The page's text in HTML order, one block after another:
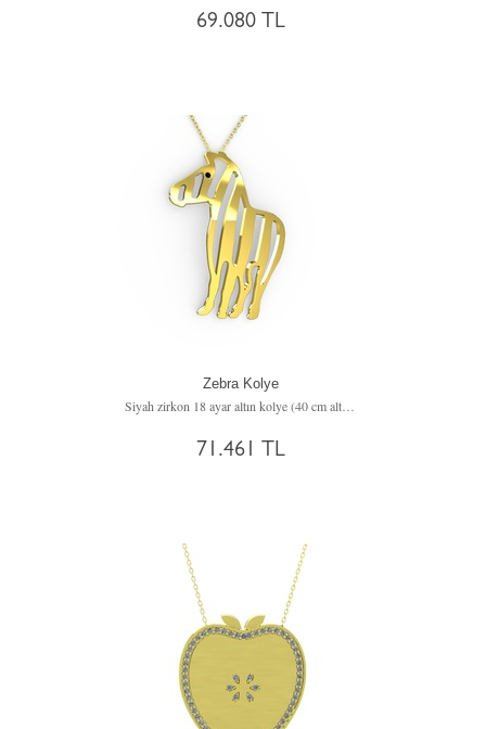
69.080 TL
Zebra Kolye
Siyah zirkon 18 ayar altın kolye (40 cm altın rolo zincir)
71.461 TL